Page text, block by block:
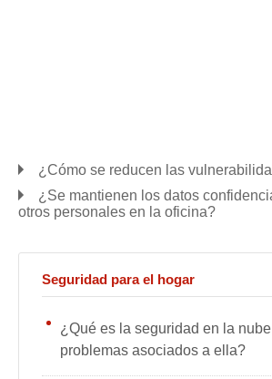
¿Cómo se reducen las
¿Se mantienen los datos
otros personales en la oficina?
Seguridad para el hogar
¿Qué es la seguridad en la
problemas asociados a ella?